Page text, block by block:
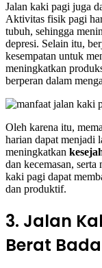
Jalan kaki pagi juga
Aktivitas fisik pagi
tubuh, sehingga
depresi. Selain itu,
kesempatan untuk
meningkatkan
berperan dalam
Oleh karena itu,
harian dapat menjadi
meningkatkan
dan kecemasan,
kaki pagi dapat
dan produktif.
3. Jalan
Berat